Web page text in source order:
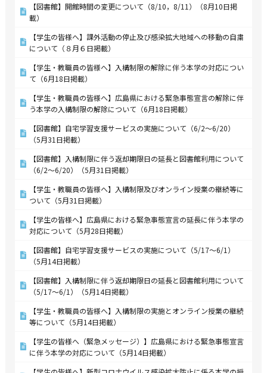
【図書館】開館時間の変更について（8/10，8/11）（8月10日掲
載）
【学生の皆様へ】課外活動の停止及び感染拡大地域への移動の自粛
について（８月６日掲載）
【学生・教職員の皆様へ】入構制限の解除に伴う本学の対応につい
て（6月18日掲載）
【学生・教職員の皆様へ】広島県における緊急事態宣言の解除に伴
う本学の入構制限の解除について（6月18日掲載）
【図書館】自宅学習支援サービスの実施について（6/2～6/20）
（5月31日掲載）
【図書館】入構制限に伴う返却期限日の延長と図書館利用について
（6/2～6/20）（5月31日掲載）
【学生・教職員の皆様へ】入構制限及びオンライン授業の継続等に
ついて（5月31日掲載）
【学生の皆様へ】広島県における緊急事態宣言の延長に伴う本学の
対応について（5月28日掲載）
【図書館】自宅学習支援サービスの実施について（5/17～6/1）
（5月14日掲載）
【図書館】入構制限に伴う返却期限日の延長と図書館利用について
（5/17～6/1）（5月14日掲載）
【学生・教職員の皆様へ】入構制限の実施とオンライン授業の継続
等について（5月14日掲載）
【学生の皆様へ（緊急メッセージ）】広島県における緊急事態宣言
に伴う本学の対応について（5月14日掲載）